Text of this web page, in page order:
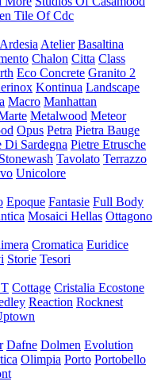
Tile Of Cdc
Ardesia Atelier Basaltina
Chalon Citta Class
Eco Concrete Granito 2
Kontinua Landscape
Macro Manhattan
Metalwood Meteor
Opus Petra Pietra Bauge
Di Sardegna Pietre Etrusche
Stonewash Tavolato Terrazzo
Unicolore
Epoque Fantasie Full Body
Mosaici Hellas Ottagono
Cromatica Euridice
Storie Tesori
Cottage Cristalia Ecostone
Reaction Rocknest
Dafne Dolmen Evolution
Olimpia Porto Portobello